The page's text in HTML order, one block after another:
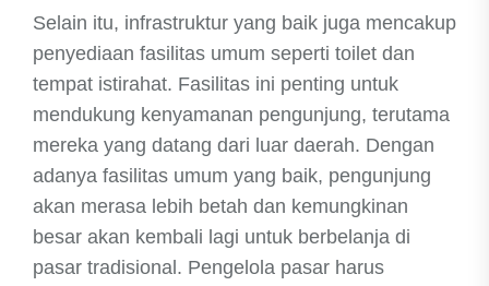
Selain itu, infrastruktur yang baik juga mencakup
penyediaan fasilitas umum seperti toilet dan
tempat istirahat. Fasilitas ini penting untuk
mendukung kenyamanan pengunjung, terutama
mereka yang datang dari luar daerah. Dengan
adanya fasilitas umum yang baik, pengunjung
akan merasa lebih betah dan kemungkinan
besar akan kembali lagi untuk berbelanja di
pasar tradisional. Pengelola pasar harus